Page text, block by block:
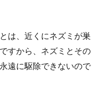
は、近くにネズミが巣
すから、ネズミとその
遠に駆除できないので